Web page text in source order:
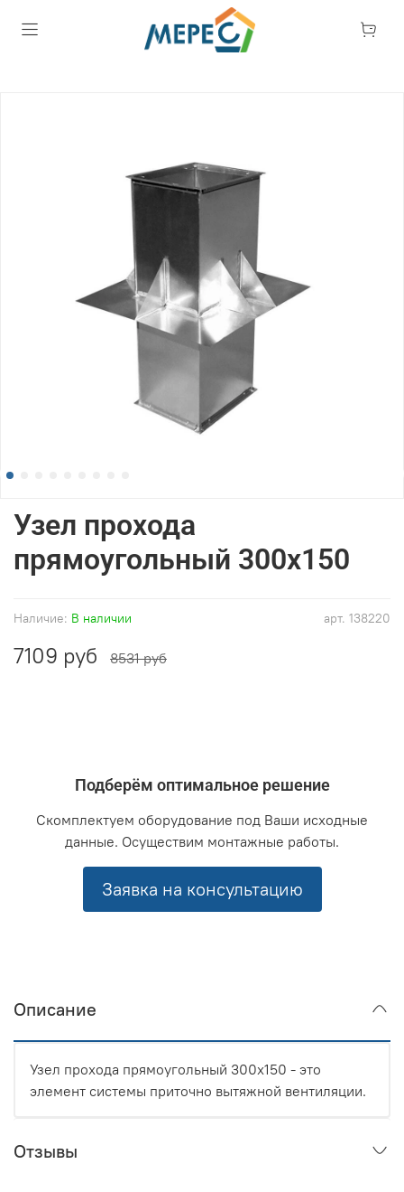
арт. 138220
Наличие: В наличии
Узел прохода
прямоугольный 300x150
7109 руб 8531 руб
Подберём оптимальное решение
Скомплектуем оборудование под Ваши исходные
данные. Осуществим монтажные работы.
Заявка на консультацию
Описание
Узел прохода прямоугольный 300x150 - это
элемент системы приточно вытяжной вентиляции.
Отзывы